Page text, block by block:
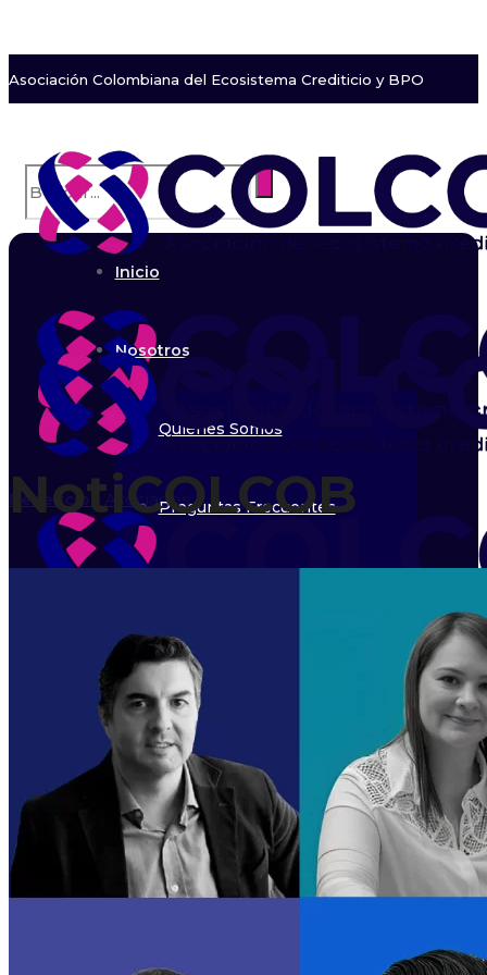
Asociación Colombiana del Ecosistema Crediticio y BPO
Beneficios Asociados
Asociados
Inicio
Nosotros
Quiénes Somos
Preguntas Frecuentes
Beneficios Asociados
Asociarme
Directorio Asociados
Líneas de trabajo
Inicio
Nosotros
NotiCOLCOB